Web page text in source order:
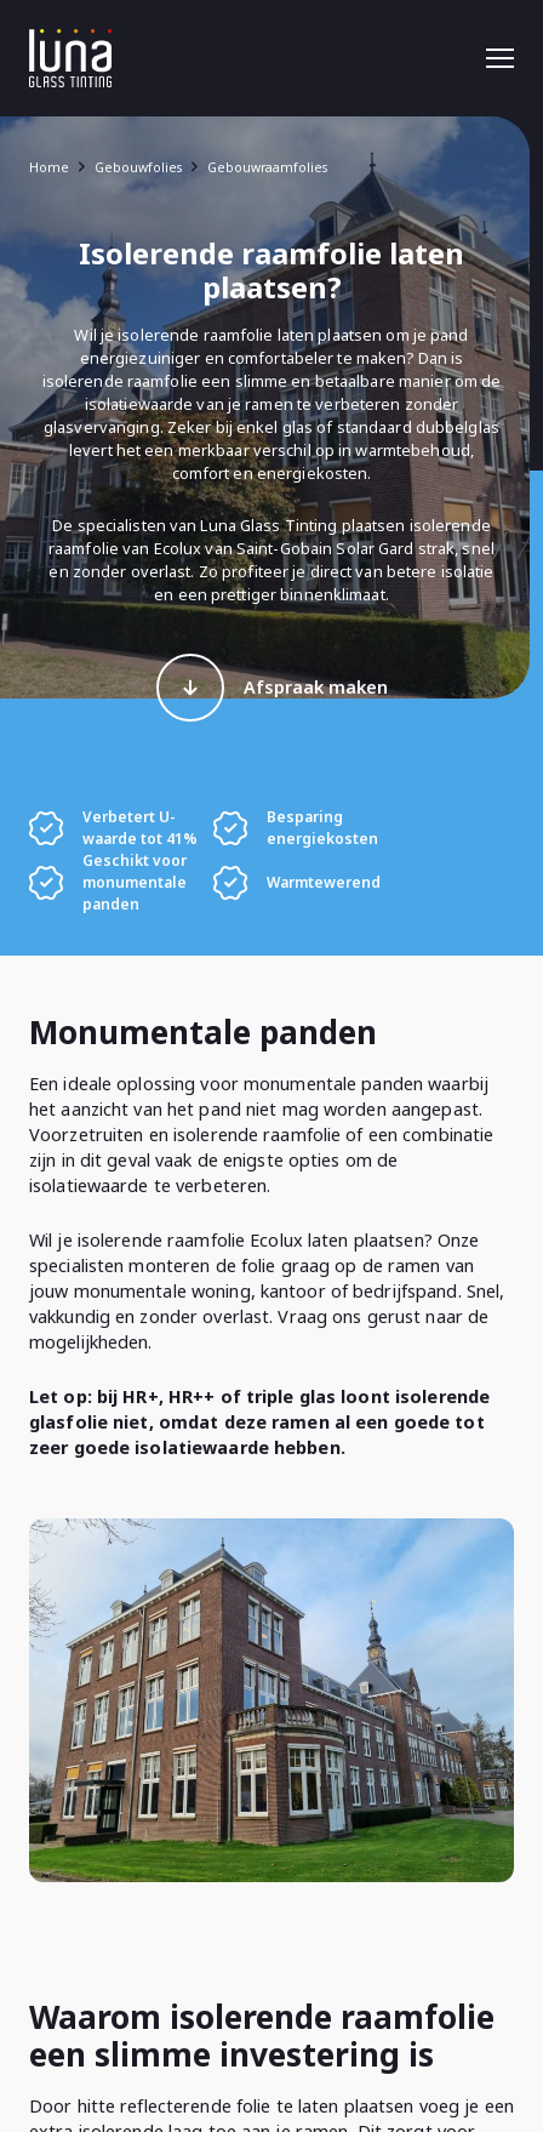
Home Gebouwfolies Gebouwraamfolies
Isolerende raamfolie laten
plaatsen?
Wil je isolerende raamfolie laten plaatsen om je pand
energiezuiniger en comfortabeler te maken? Dan is
isolerende raamfolie een slimme en betaalbare manier om de
isolatiewaarde van je ramen te verbeteren zonder
glasvervanging. Zeker bij enkel glas of standaard dubbelglas
levert het een merkbaar verschil op in warmtebehoud,
comfort en energiekosten.
De specialisten van Luna Glass Tinting plaatsen isolerende
raamfolie van Ecolux van Saint-Gobain Solar Gard strak, snel
en zonder overlast. Zo profiteer je direct van betere isolatie
en een prettiger binnenklimaat.
Afspraak maken
Verbetert U-
waarde tot 41%
Besparing
energiekosten
Geschikt voor
monumentale
panden
Warmtewerend
Monumentale panden
Een ideale oplossing voor monumentale panden waarbij
het aanzicht van het pand niet mag worden aangepast.
Voorzetruiten en isolerende raamfolie of een combinatie
zijn in dit geval vaak de enigste opties om de
isolatiewaarde te verbeteren.
Wil je isolerende raamfolie Ecolux laten plaatsen? Onze
specialisten monteren de folie graag op de ramen van
jouw monumentale woning, kantoor of bedrijfspand. Snel,
vakkundig en zonder overlast. Vraag ons gerust naar de
mogelijkheden.
Let op: bij HR+, HR++ of triple glas loont isolerende
glasfolie niet, omdat deze ramen al een goede tot
zeer goede isolatiewaarde hebben.
Waarom isolerende raamfolie
een slimme investering is
Door hitte reflecterende folie te laten plaatsen voeg je een